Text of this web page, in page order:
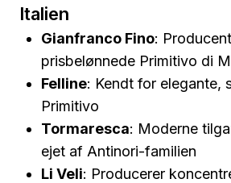
Italien
Gianfranco Fino:
prisbelønnede Primitivo di
Felline: Kendt for elegante,
Primitivo
Tormaresca: Moderne
ejet af Antinori-familien
Li Veli: Producerer